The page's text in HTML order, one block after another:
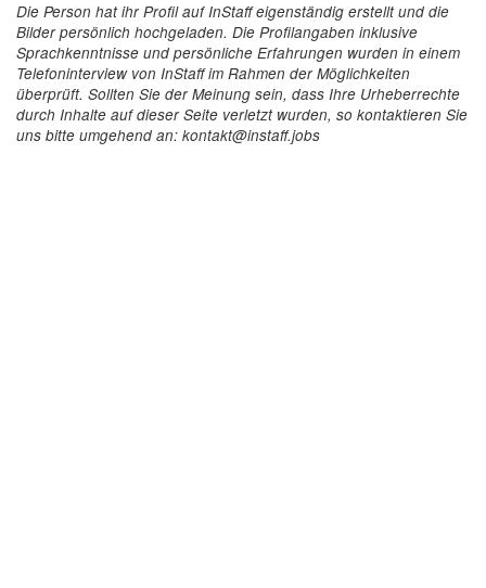
Die Person hat ihr Profil auf InStaff eigenständig erstellt und die
Bilder persönlich hochgeladen. Die Profilangaben inklusive
Sprachkenntnisse und persönliche Erfahrungen wurden in einem
Telefoninterview von InStaff im Rahmen der Möglichkeiten
überprüft. Sollten Sie der Meinung sein, dass Ihre Urheberrechte
durch Inhalte auf dieser Seite verletzt wurden, so kontaktieren Sie
uns bitte umgehend an: kontakt@instaff.jobs